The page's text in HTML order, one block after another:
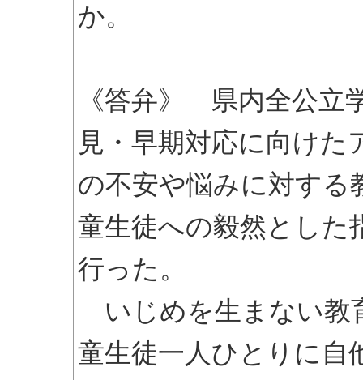
か。
《答弁》 県内全公立
見・早期対応に向け
の不安や悩みに対する
童生徒への毅然とした
行った。
いじめを生まない教
童生徒一人ひとりに自